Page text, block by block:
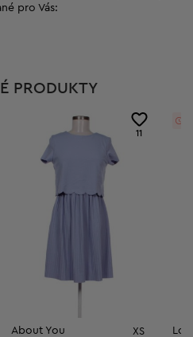
pro Vás:
PRODUKTY
11
About You XS